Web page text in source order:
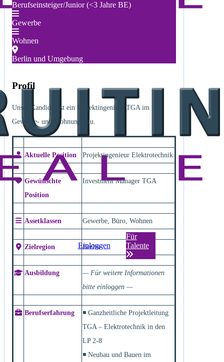
Einloggen
Für
Talente
Berufseinsteiger/Junior (<3 Jahre BE)
Gewerbe
Wohnen
Berlin und Umgebung
Profil
Unser Kandidat ist ein Projektingenieur TGA im
Gewerbe- und Wohnungsbau.
Aktuelle Position Projektingenieur Elektrotechnik
Gewünschte
Position
Investment Manager TGA
Assetklassen Gewerbe, Büro, Wohnen
Zielregion Berlin
Ausbildung
— Für weitere Informationen
bitte einloggen —
Berufserfahrung
◾ Ganzheitliche Projektleitung
TGA – Elektrotechnik in den
LP 2-8
◾ Neubau und Bauen im